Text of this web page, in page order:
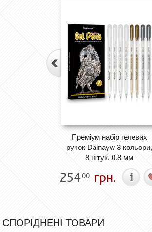
Преміум набір гелевих
ручок Dainayw 3 кольори,
8 штук, 0.8 мм
25400 грн.
СПОРІДНЕНІ ТОВАРИ